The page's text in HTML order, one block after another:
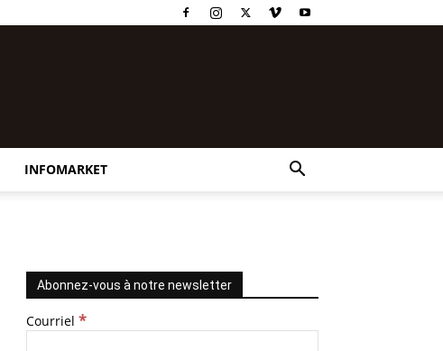
INFOMARKET
Abonnez-vous à notre newsletter
Courriel *